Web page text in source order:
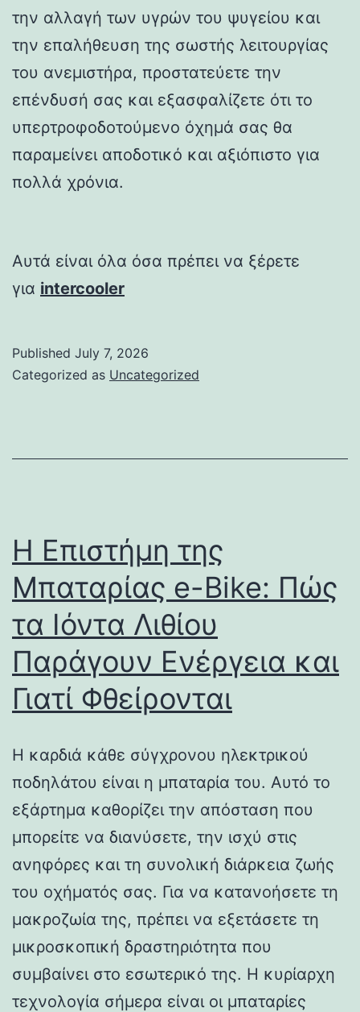
την αλλαγή των υγρών του ψυγείου και
την επαλήθευση της σωστής λειτουργίας
του ανεμιστήρα, προστατεύετε την
επένδυσή σας και εξασφαλίζετε ότι το
υπερτροφοδοτούμενο όχημά σας θα
παραμείνει αποδοτικό και αξιόπιστο για
πολλά χρόνια.
Αυτά είναι όλα όσα πρέπει να ξέρετε
για intercooler
Published July 7, 2026
Categorized as Uncategorized
Η Επιστήμη της
Μπαταρίας e-Bike: Πώς
τα Ιόντα Λιθίου
Παράγουν Ενέργεια και
Γιατί Φθείρονται
Η καρδιά κάθε σύγχρονου ηλεκτρικού
ποδηλάτου είναι η μπαταρία του. Αυτό το
εξάρτημα καθορίζει την απόσταση που
μπορείτε να διανύσετε, την ισχύ στις
ανηφόρες και τη συνολική διάρκεια ζωής
του οχήματός σας. Για να κατανοήσετε τη
μακροζωία της, πρέπει να εξετάσετε τη
μικροσκοπική δραστηριότητα που
συμβαίνει στο εσωτερικό της. Η κυρίαρχη
τεχνολογία σήμερα είναι οι μπαταρίες